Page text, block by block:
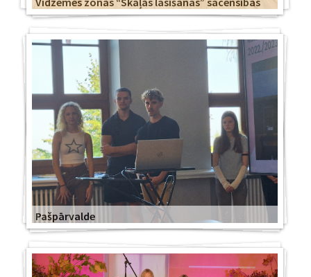
Pašpārvalde